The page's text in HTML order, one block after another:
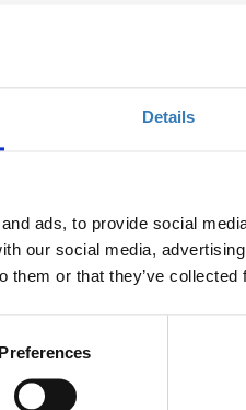
Details
ads, to provide social
our social media,
them or that they’ve
Preferences
στις 12/02. Θα
διάρκειας 12 ωρών.